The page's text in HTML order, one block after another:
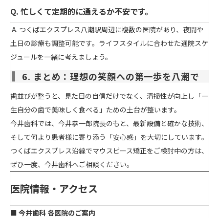
Q. 忙しくて定期的に通えるか不安です。
A. つくばエクスプレス八潮駅周辺に複数の医院があり、夜間や
土日の診療も調整可能です。ライフスタイルに合わせた通院スケ
ジュールを一緒に考えましょう。
6. まとめ：理想の笑顔への第一歩を八潮で
歯並びが整うと、見た目の自信だけでなく、清掃性が向上し「一
生自分の歯で美味しく食べる」ための土台が整います。
今井歯科では、今井恭一郎院長のもと、最新設備と確かな技術、
そして何より患者様に寄り添う「安心感」を大切にしています。
つくばエクスプレス沿線でマウスピース矯正をご検討中の方は、
ぜひ一度、今井歯科へご相談ください。
医院情報・アクセス
■ 今井歯科 各医院のご案内